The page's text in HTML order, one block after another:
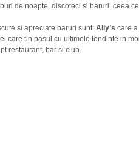
de noapte, discoteci si baruri, ceea
si apreciate baruri sunt: Ally’s care
care tin pasul cu ultimele tendinte in
restaurant, bar si club.